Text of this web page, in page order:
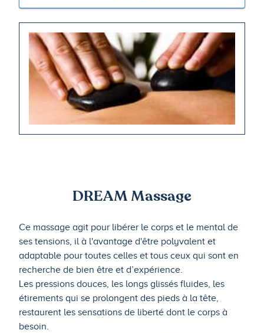
DREAM Massage
Ce massage agit pour libérer le corps et le mental de
ses tensions, il à l'avantage d'être polyvalent et
adaptable pour toutes celles et tous ceux qui sont en
recherche de bien être et d’expérience.
Les pressions douces, les longs glissés fluides, les
étirements qui se prolongent des pieds à la tête,
restaurent les sensations de liberté dont le corps à
besoin.